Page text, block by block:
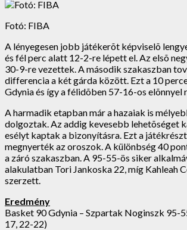
Fotó: FIBA
A lényegesen jobb játékerõt képviselõ
és fél perc alatt 12-2-re lépett el. Az elsõ
30-9-re vezettek. A második szakaszban
differencia a két gárda között. Ezt a 10
Gdynia és így a félidõben 57-16-os elõnnyel
A harmadik etapban már a hazaiak is
dolgoztak. Az addig kevesebb lehetõséget
esélyt kaptak a bizonyításra. Ezt a
megnyerték az oroszok. A különbség 40
a záró szakaszban. A 95-55-ös siker
alakulatban Tori Jankoska 22, míg Kahleah
szerzett.
Eredmény
Basket 90 Gdynia – Szpartak Noginszk 95-
17, 22-22)